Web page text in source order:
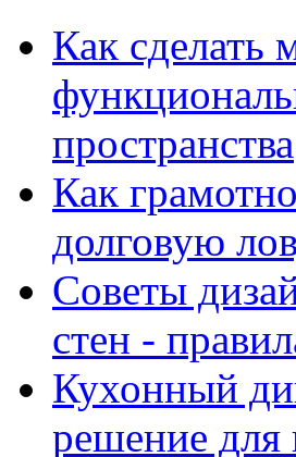
Как сделать
пространства
Как
долговую
Советы
стен -
Кухонный
решение для